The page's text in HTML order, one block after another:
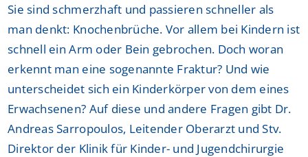
Sie sind schmerzhaft und passieren schneller als
man denkt: Knochenbrüche. Vor allem bei Kindern ist
schnell ein Arm oder Bein gebrochen. Doch woran
erkennt man eine sogenannte Fraktur? Und wie
unterscheidet sich ein Kinderkörper von dem eines
Erwachsenen? Auf diese und andere Fragen gibt Dr.
Andreas Sarropoulos, Leitender Oberarzt und Stv.
Direktor der Klinik für Kinder- und Jugendchirurgie